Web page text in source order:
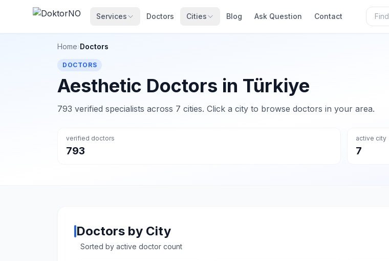
Services Doctors Cities Blog Ask Question Contact
Home›Doctors
DOCTORS
Aesthetic Doctors in Türkiye
793 verified specialists across 7 cities. Click a city to browse doctors in your area.
verified doctors
793
active city
7
Doctors by City
Sorted by active doctor count